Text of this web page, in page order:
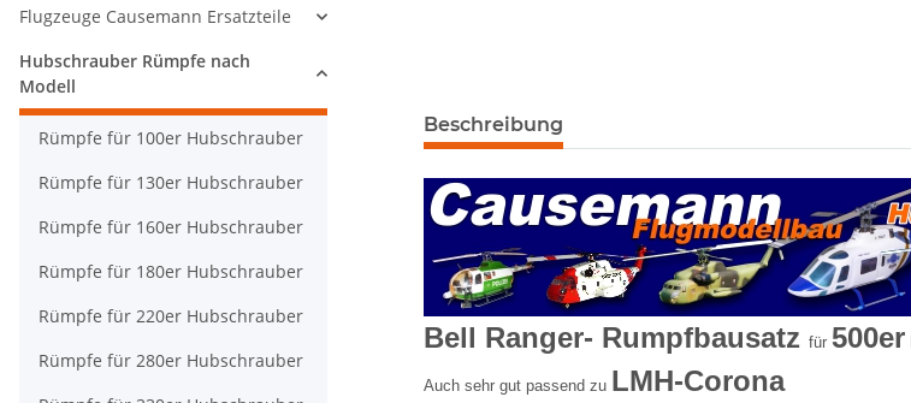
Beschreibung
Bell Ranger- Rumpfbausatz für 500er
Auch sehr gut passend zu LMH-Corona
Flugzeuge Causemann Ersatzteile
Hubschrauber Rümpfe nach
Modell
Rümpfe für 100er Hubschrauber
Rümpfe für 130er Hubschrauber
Rümpfe für 160er Hubschrauber
Rümpfe für 180er Hubschrauber
Rümpfe für 220er Hubschrauber
Rümpfe für 280er Hubschrauber